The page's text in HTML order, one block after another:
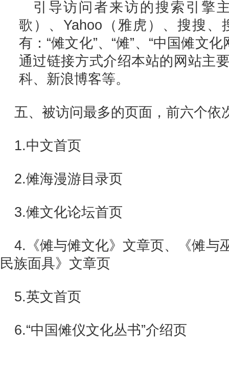
引导访问者来访的搜索引擎
歌）、Yahoo（雅虎）、搜搜
有：“傩文化”、“傩”、“中国傩文
通过链接方式介绍本站的网站主
科、新浪博客等。
五、被访问最多的页面，前六个依
1.中文首页
2.傩海漫游目录页
3.傩文化论坛首页
4.《傩与傩文化》文章页、《傩与
民族面具》文章页
5.英文首页
6.“中国傩仪文化丛书”介绍页